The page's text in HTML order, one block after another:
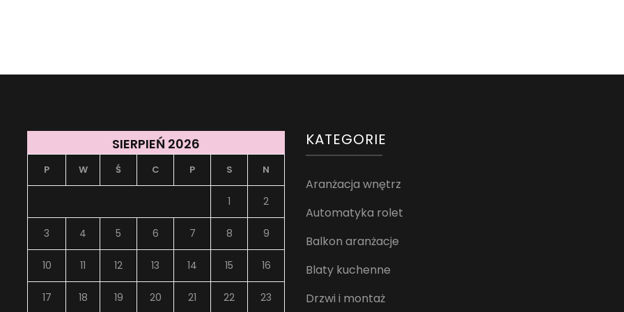
SIERPIEŃ 2026
P W Ś C P S N
1 2
3 4 5 6 7 8 9
10 11 12 13 14 15 16
17 18 19 20 21 22 23
KATEGORIE
Aranżacja wnętrz
Automatyka rolet
Balkon aranżacje
Blaty kuchenne
Drzwi i montaż